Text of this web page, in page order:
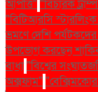
আপত্তি" "বিচারক
"বিটিআরসি
ভ্রমণে দেশি
উপভোগ করছেন
বাধা"বিশ্বের
অক্সফাম"